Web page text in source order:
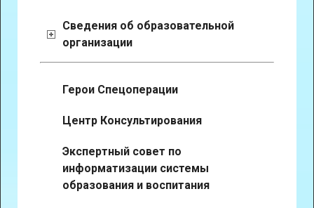
Сведения об образовательной
организации
Герои Спецоперации
Центр Консультирования
Экспертный совет по
информатизации системы
образования и воспитания